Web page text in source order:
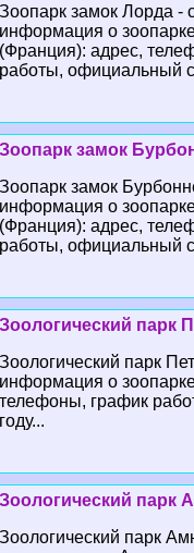
Зоопарк замок Лорда -
информация о
(Франция): адрес,
работы, официальный
Зоопарк замок
Зоопарк замок
информация о
(Франция): адрес,
работы, официальный
Зоологический парк
Зоологический парк
информация о
телефоны, график
году...
Зоологический парк
Зоологический парк